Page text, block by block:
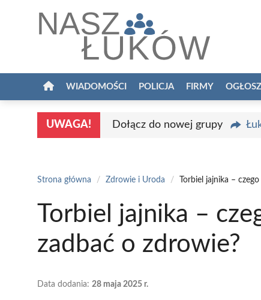
WIADOMOŚCI POLICJA FIRMY
UWAGA! Dołącz do nowej grupy
Strona główna / Zdrowie i Uroda / Torbiel jajnika –
Torbiel jajnika –
zadbać o zdrowie?
Data dodania: 28 maja 2025 r.